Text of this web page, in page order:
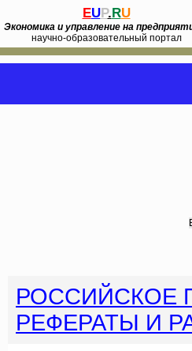
EUP.RU
Экономика и управление на
научно-образовательный портал
РОССИЙСКОЕ
РЕФЕРАТЫ И